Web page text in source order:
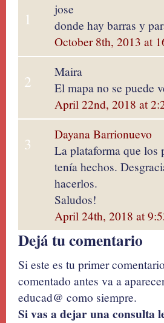
1
jose
donde hay barras y
October 8th, 2013 at
2
Maira
El mapa no se puede
April 22nd, 2018 at
3
Dayana Barrionuevo
La plataforma que los
tenía hechos.
hacerlos.
Saludos!
April 24th, 2018 at
Dejá tu comentario
Si este es tu primer
comentado antes va a
educad@ como siempre.
Si vas a dejar una consulta